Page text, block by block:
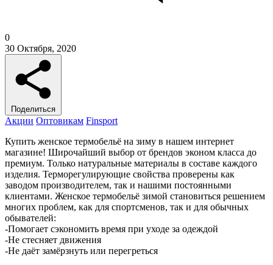
0
30 Октября, 2020
Поделиться
Акции Оптовикам Finsport
Купить женское термобельё на зиму в нашем интернет
магазине! Широчайший выбор от брендов эконом класса до
премиум. Только натуральные материалы в составе каждого
изделия. Терморегулирующие свойства проверены как
заводом производителем, так и нашими постоянными
клиентами. Женское термобельё зимой становиться решением
многих проблем, как для спортсменов, так и для обычных
обывателей:
-Помогает сэкономить время при уходе за одеждой
-Не стесняет движения
-Не даёт замёрзнуть или перегреться